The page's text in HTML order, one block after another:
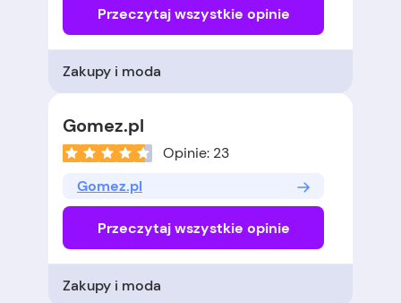
Przeczytaj wszystkie opinie
Zakupy i moda
Gomez.pl
Opinie: 23
Gomez.pl
Przeczytaj wszystkie opinie
Zakupy i moda